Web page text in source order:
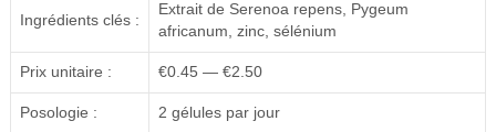
Ingrédients clés :
Extrait de Serenoa repens, Pygeum
africanum, zinc, sélénium
Prix unitaire : €0.45 — €2.50
Posologie : 2 gélules par jour